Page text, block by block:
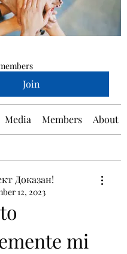
Join
Media Members About
Доказан!
12, 2023
mi